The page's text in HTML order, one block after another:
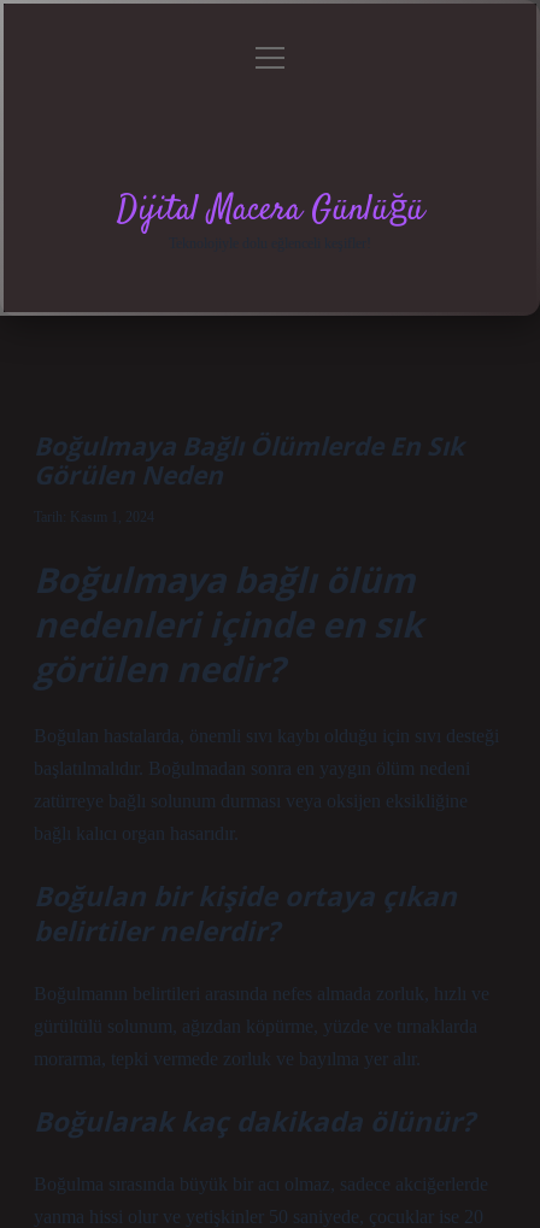
menüyü
Dijital Macera Günlüğü
Boğulmaya Bağlı Ölümlerde En Sık
Görülen Neden
Tarih: Kasım 1, 2024
Boğulmaya bağlı ölüm
nedenleri içinde en sık
görülen nedir?
Boğulan hastalarda, önemli sıvı kaybı olduğu için sıvı desteği
başlatılmalıdır. Boğulmadan sonra en yaygın ölüm nedeni
zatürreye bağlı solunum durması veya oksijen eksikliğine
bağlı kalıcı organ hasarıdır.
Boğulan bir kişide ortaya çıkan
belirtiler nelerdir?
Boğulmanın belirtileri arasında nefes almada zorluk, hızlı ve
gürültülü solunum, ağızdan köpürme, yüzde ve tırnaklarda
morarma, tepki vermede zorluk ve bayılma yer alır.
Boğularak kaç dakikada ölünür?
Boğulma sırasında büyük bir acı olmaz, sadece akciğerlerde
yanma hissi olur ve yetişkinler 50 saniyede, çocuklar ise 20